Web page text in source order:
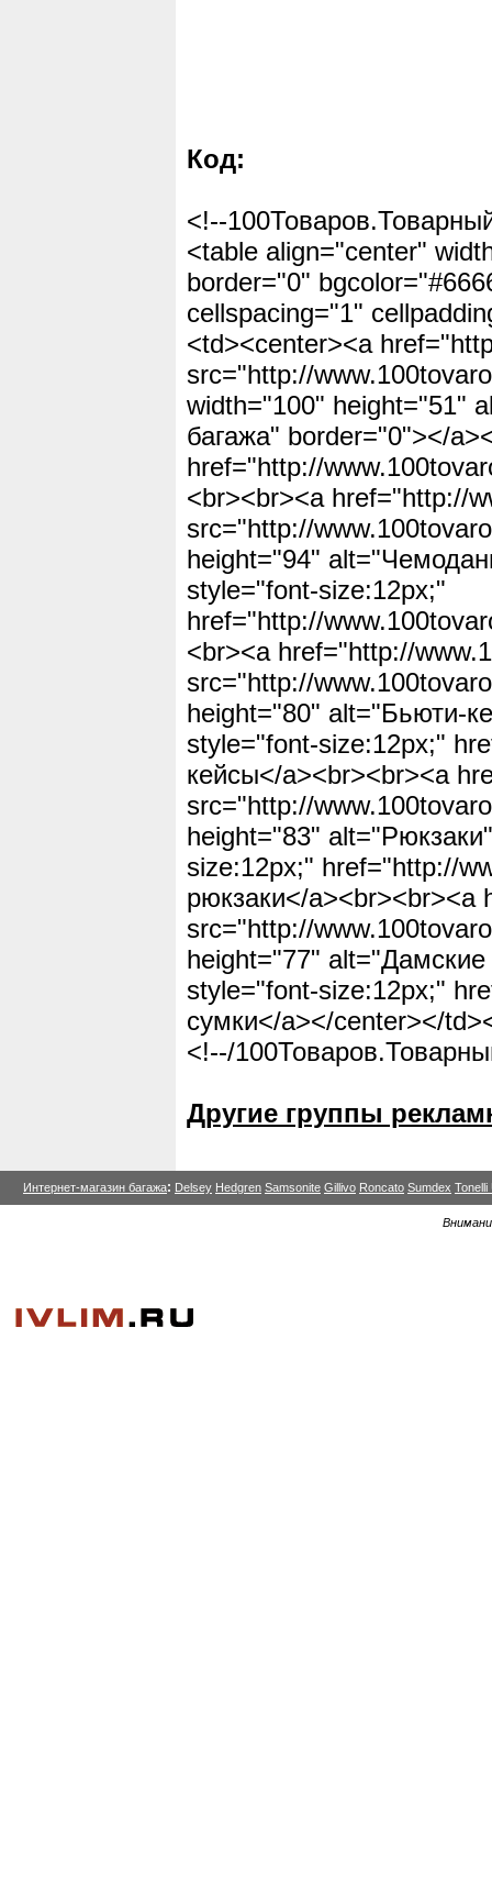
Код:
<!--
<table align="center"
border="0"
cellspacing="1"
<td><center><a
src="http://
width="100" height="51"
багажа" border="0"></
href="http://
<br><br><a href="http://
src="http://
height="94"
style="font-size:12px;"
href="http://
<br><a href="http://
src="http://
height="80" alt="Бьюти-
style="font-size:12px;"
кейсы</a><br><br><a
src="http://
height="83"
size:12px;" href="http://
рюкзаки</a><br><br><a
src="http://
height="77"
style="font-size:12px;"
сумки</a></center></
<!--/
Другие группы
Интернет-магазин багажа: Delsey Hedgren Samsonite Gillivo Roncato Sumdex